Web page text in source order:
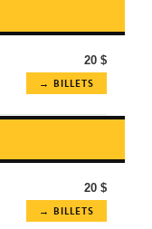
20 $
→ BILLETS
20 $
→ BILLETS